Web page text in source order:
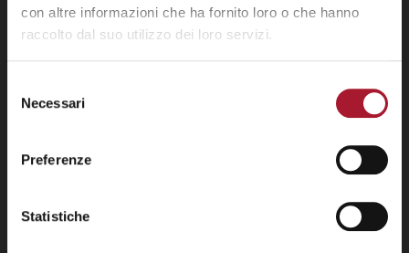
con altre informazioni che ha fornito loro o che hanno
raccolto dal suo utilizzo dei loro servizi.
delNecessari
Preferenze
Statistiche